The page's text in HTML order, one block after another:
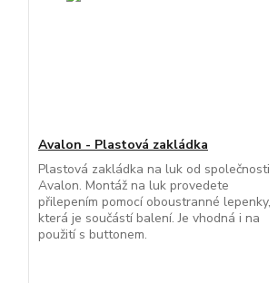
Avalon - Plastová zakládka
Plastová zakládka na luk od společnosti
Avalon. Montáž na luk provedete
přilepením pomocí oboustranné lepenky,
která je součástí balení. Je vhodná i na
použití s buttonem.